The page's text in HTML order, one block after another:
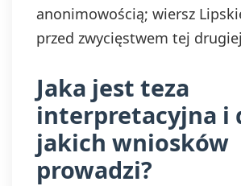
anonimowością; wiersz
przed zwycięstwem tej
Jaka jest teza
interpretacyjna i
jakich wniosków
prowadzi?